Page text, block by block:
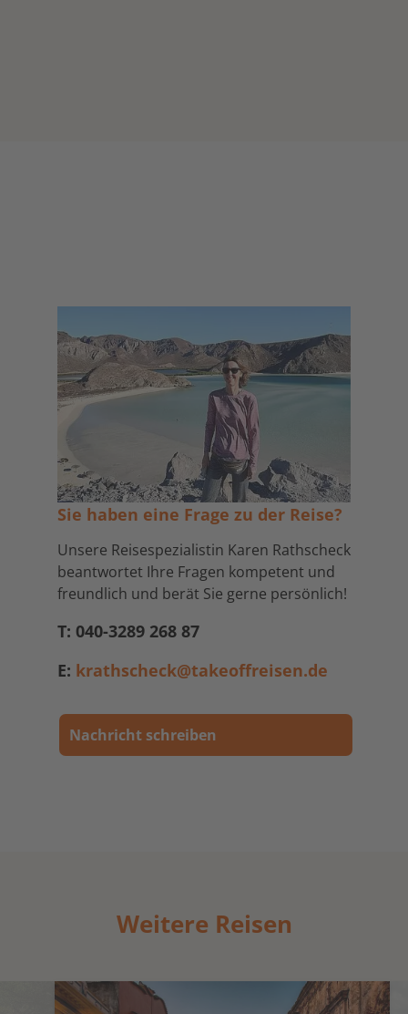
Sie haben eine Frage zu der Reise?
Unsere Reisespezialistin Karen Rathscheck
beantwortet Ihre Fragen kompetent und
freundlich und berät Sie gerne persönlich!
T: 040-3289 268 87
E: krathscheck@takeoffreisen.de
Nachricht schreiben
Weitere Reisen